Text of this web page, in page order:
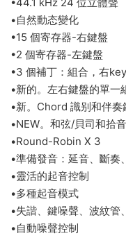
•自然動态變化
•15 個寄存器-右鍵盤
•2 個寄存器-左鍵盤
•3 個補丁：組合，右
•新的。左右鍵盤的單一
•新。Сhord 識别和伴奏
•NEW。和弦/貝司和拾
•Round-Robin X 3
•準備發音：延音、斷奏
•靈活的起音控制
•多種起音模式
•失諧、鍵噪聲、波紋管
•自動噪聲控制